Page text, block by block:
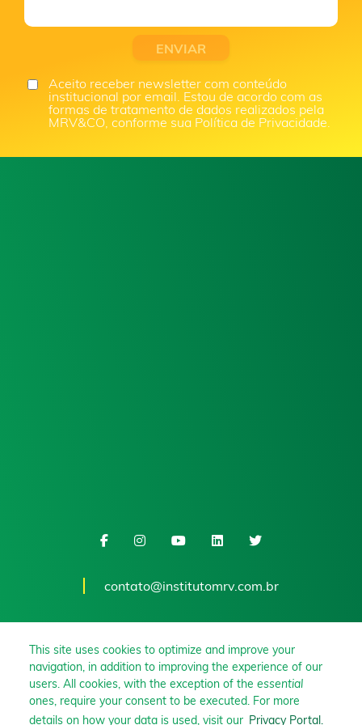
This site uses cookies to optimize and improve your
navigation, in addition to improving the experience of our
users. All cookies, with the exception of the essential
ones, require your consent to be executed. For more
details on how your data is used, visit our Privacy Portal.
Aceito receber newsletter com conteúdo
institucional por email. Estou de acordo com as
formas de tratamento de dados realizados pela
MRV&CO, conforme sua Política de Privacidade.
contato@institutomrv.com.br